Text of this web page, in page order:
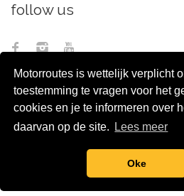
Motorroutes is wettelijk verplicht
toestemming te vragen voor het
cookies en je te informeren over
daarvan op de site.
Lees meer
Oke
follow us